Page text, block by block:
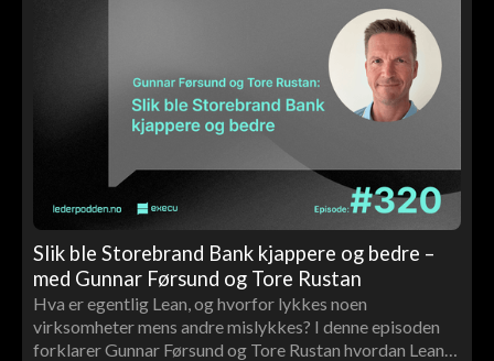
Slik ble Storebrand Bank kjappere og bedre –
med Gunnar Førsund og Tore Rustan
Hva er egentlig Lean, og hvorfor lykkes noen
virksomheter mens andre mislykkes? I denne episoden
forklarer Gunnar Førsund og Tore Rustan hvordan Lean